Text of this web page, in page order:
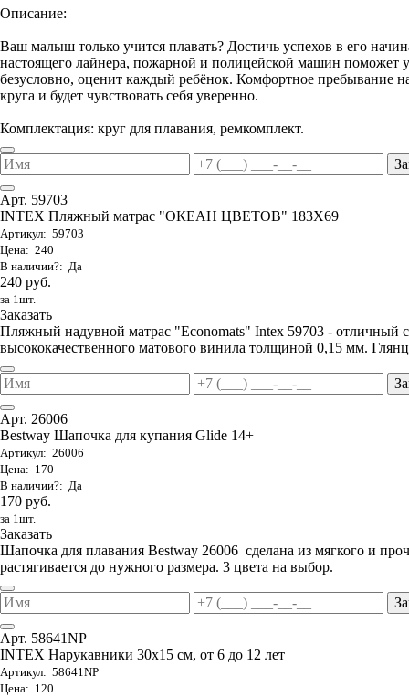
Описание:
Ваш малыш только учится плавать? Достичь успехов в его
настоящего лайнера, пожарной и полицейской машин поможет
безусловно, оценит каждый ребёнок. Комфортное пребывание
круга и будет чувствовать себя уверенно.
Комплектация: круг для плавания, ремкомплект.
Арт. 59703
INTEX Пляжный матрас "ОКЕАН ЦВЕТОВ" 183Х69
Артикул: 59703
Цена: 240
В наличии?: Да
240 руб.
за 1шт.
Заказать
Пляжный надувной матрас "Economats" Intex 59703 - отличный
высококачественного матового винила толщиной 0,15 мм.
Арт. 26006
Bestway Шапочка для купания Glide 14+
Артикул: 26006
Цена: 170
В наличии?: Да
170 руб.
за 1шт.
Заказать
Шапочка для плавания Bestway 26006 сделана из мягкого и
растягивается до нужного размера. 3 цвета на выбор.
Арт. 58641NP
INTEX Нарукавники 30х15 см, от 6 до 12 лет
Артикул: 58641NP
Цена: 120